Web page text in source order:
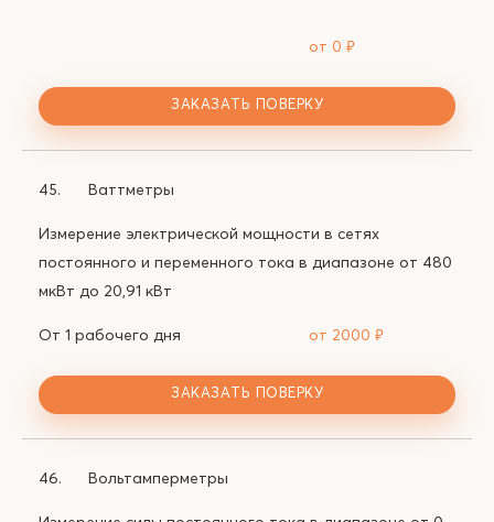
от 0 ₽
ЗАКАЗАТЬ ПОВЕРКУ
45. Ваттметры
Измерение электрической мощности в сетях
постоянного и переменного тока в диапазоне от 480
мкВт до 20,91 кВт
От 1 рабочего дня от 2000 ₽
ЗАКАЗАТЬ ПОВЕРКУ
46. Вольтамперметры